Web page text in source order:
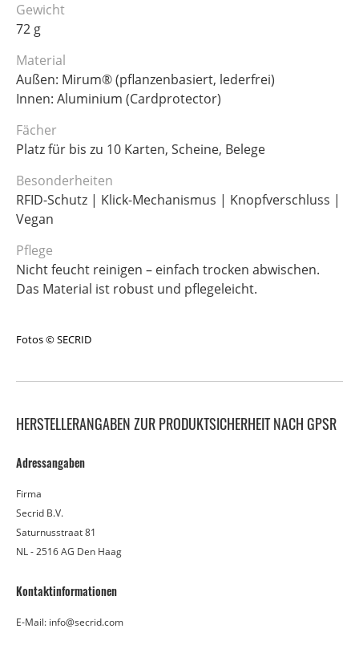
Gewicht
72 g
Material
Außen: Mirum® (pflanzenbasiert, lederfrei)
Innen: Aluminium (Cardprotector)
Fächer
Platz für bis zu 10 Karten, Scheine, Belege
Besonderheiten
RFID-Schutz | Klick-Mechanismus | Knopfverschluss |
Vegan
Pflege
Nicht feucht reinigen – einfach trocken abwischen.
Das Material ist robust und pflegeleicht.
Fotos © SECRID
HERSTELLERANGABEN ZUR PRODUKTSICHERHEIT NACH GPSR
Adressangaben
Firma
Secrid B.V.
Saturnusstraat 81
NL - 2516 AG Den Haag
Kontaktinformationen
E-Mail: info@secrid.com